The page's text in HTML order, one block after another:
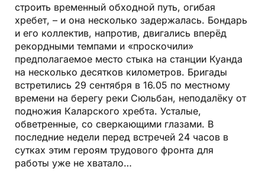
строить временный обходной путь, огибая
хребет, – и она несколько задержалась. Бондарь
и его коллектив, напротив, двигались вперёд
рекордными темпами и «проскочили»
предполагаемое место стыка на станции Куанда
на несколько десятков километров. Бригады
встретились 29 сентября в 16.05 по местному
времени на берегу реки Сюльбан, неподалёку от
подножия Каларского хребта. Усталые,
обветренные, со сверкающими глазами. В
последние недели перед встречей 24 часов в
сутках этим героям трудового фронта для
работы уже не хватало…